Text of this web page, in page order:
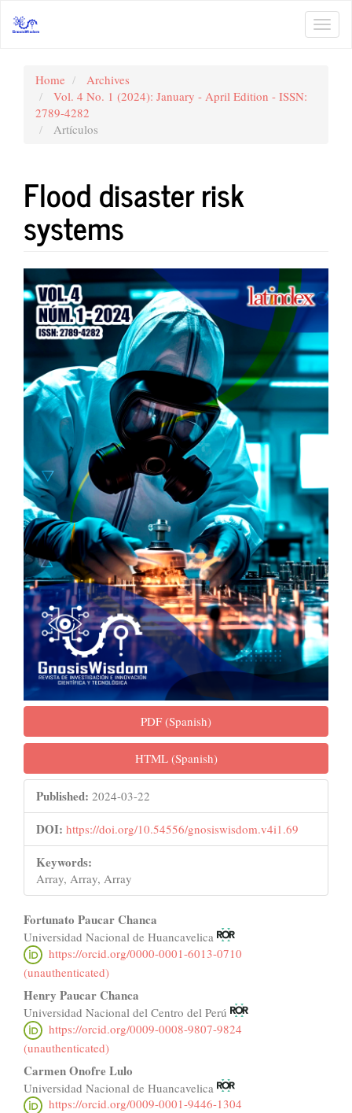
Navigation
Sidebar
Home
Archives
Vol. 4 No. 1 (2024): January - April Edition - ISSN:
2789-4282
Artículos
Flood disaster risk
systems
Article
Sidebar
PDF (Spanish)
HTML (Spanish)
Published: 2024-03-22
DOI: https://doi.org/10.54556/gnosiswisdom.v4i1.69
Keywords:
Array, Array, Array
Main
Article
Content
Fortunato Paucar Chanca
Universidad Nacional de Huancavelica
https://orcid.org/0000-0001-6013-0710
(unauthenticated)
Henry Paucar Chanca
Universidad Nacional del Centro del Perú
https://orcid.org/0009-0008-9807-9824
(unauthenticated)
Carmen Onofre Lulo
Universidad Nacional de Huancavelica
https://orcid.org/0009-0001-9446-1304